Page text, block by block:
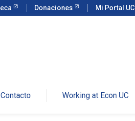
Donaciones Mi Portal UC
Contacto Working at Econ UC